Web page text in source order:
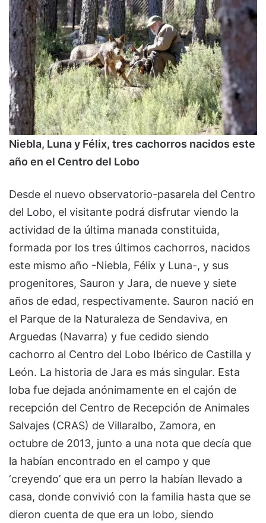
Niebla, Luna y Félix, tres cachorros nacidos este
año en el Centro del Lobo
Desde el nuevo observatorio-pasarela del Centro
del Lobo, el visitante podrá disfrutar viendo la
actividad de la última manada constituida,
formada por los tres últimos cachorros, nacidos
este mismo año -Niebla, Félix y Luna-, y sus
progenitores, Sauron y Jara, de nueve y siete
años de edad, respectivamente. Sauron nació en
el Parque de la Naturaleza de Sendaviva, en
Arguedas (Navarra) y fue cedido siendo
cachorro al Centro del Lobo Ibérico de Castilla y
León. La historia de Jara es más singular. Esta
loba fue dejada anónimamente en el cajón de
recepción del Centro de Recepción de Animales
Salvajes (CRAS) de Villaralbo, Zamora, en
octubre de 2013, junto a una nota que decía que
la habían encontrado en el campo y que
‘creyendo’ que era un perro la habían llevado a
casa, donde convivió con la familia hasta que se
dieron cuenta de que era un lobo, siendo